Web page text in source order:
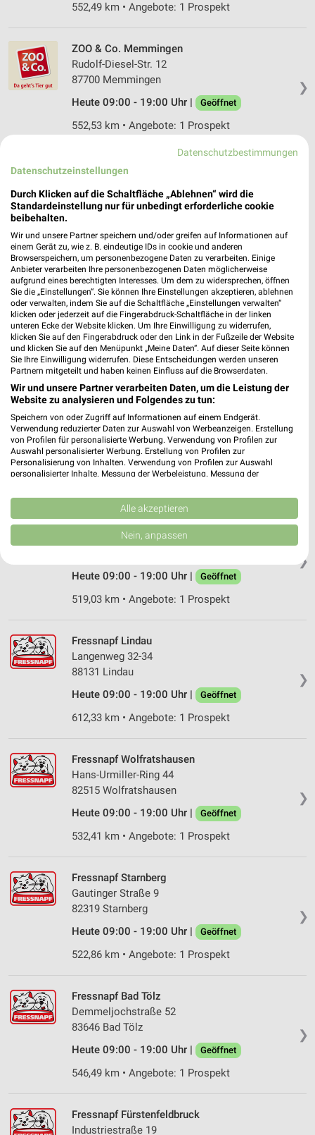
552,49 km • Angebote: 1 Prospekt
❯
ZOO & Co. Memmingen
Rudolf-Diesel-Str. 12
87700 Memmingen
Heute 09:00 - 19:00 Uhr |
Geöffnet
552,53 km • Angebote: 1 Prospekt
Fressnapf Landsberg
86899 Landsberg am Lech
526,35 km • Angebote: 1 Prospekt
Fressnapf Penzberg
Seehaupter Straße 50
82377 Penzberg
Heute 09:00 - 19:00 Uhr | Geöffnet
548,33 km • Angebote: 1 Prospekt
Fressnapf Wangen
Siemensstraße 6
88239 Wangen
Heute 09:00 - 19:00 Uhr | Geöffnet
❯
Fressnapf Schwabmünchen
Falkensteinstr. 6
Heute 09:00 - 19:00 Uhr |
Geöffnet
519,03 km • Angebote: 1 Prospekt
❯
Fressnapf Lindau
Langenweg 32-34
88131 Lindau
Heute 09:00 - 19:00 Uhr |
Geöffnet
612,33 km • Angebote: 1 Prospekt
❯
Fressnapf Wolfratshausen
Hans-Urmiller-Ring 44
82515 Wolfratshausen
Heute 09:00 - 19:00 Uhr |
Geöffnet
532,41 km • Angebote: 1 Prospekt
❯
Fressnapf Starnberg
Gautinger Straße 9
82319 Starnberg
Heute 09:00 - 19:00 Uhr |
Geöffnet
522,86 km • Angebote: 1 Prospekt
❯
Fressnapf Bad Tölz
Demmeljochstraße 52
83646 Bad Tölz
Heute 09:00 - 19:00 Uhr |
Geöffnet
546,49 km • Angebote: 1 Prospekt
Fressnapf Fürstenfeldbruck
Industriestraße 19
Datenschutzbestimmungen
Datenschutzeinstellungen
Durch Klicken auf die Schaltfläche „Ablehnen“ wird die
Standardeinstellung nur für unbedingt erforderliche cookie
beibehalten.
Wir und unsere Partner speichern und/oder greifen auf Informationen auf
einem Gerät zu, wie z. B. eindeutige IDs in cookie und anderen
Browserspeichern, um personenbezogene Daten zu verarbeiten. Einige
Anbieter verarbeiten Ihre personenbezogenen Daten möglicherweise
aufgrund eines berechtigten Interesses. Um dem zu widersprechen, öffnen
Sie die „Einstellungen“. Sie können Ihre Einstellungen akzeptieren, ablehnen
oder verwalten, indem Sie auf die Schaltfläche „Einstellungen verwalten“
klicken oder jederzeit auf die Fingerabdruck-Schaltfläche in der linken
unteren Ecke der Website klicken. Um Ihre Einwilligung zu widerrufen,
klicken Sie auf den Fingerabdruck oder den Link in der Fußzeile der Website
und klicken Sie auf den Menüpunkt „Meine Daten“. Auf dieser Seite können
Sie Ihre Einwilligung widerrufen. Diese Entscheidungen werden unseren
Partnern mitgeteilt und haben keinen Einfluss auf die Browserdaten.
Wir und unsere Partner verarbeiten Daten, um die Leistung der
Website zu analysieren und Folgendes zu tun:
Speichern von oder Zugriff auf Informationen auf einem Endgerät.
Verwendung reduzierter Daten zur Auswahl von Werbeanzeigen. Erstellung
von Profilen für personalisierte Werbung. Verwendung von Profilen zur
Auswahl personalisierter Werbung. Erstellung von Profilen zur
Personalisierung von Inhalten. Verwendung von Profilen zur Auswahl
personalisierter Inhalte. Messung der Werbeleistung. Messung der
Kombinationen von Daten aus verschiedenen Quellen. Entwicklung und
Verbesserung der Angebote. Verwendung reduzierter Daten zur Auswahl
von Inhalten.
Daten können außerhalb der Europäischen Union weitergegeben und in die
USA gesendet werden.
Website/App.
Wir nutzen Ihre Daten für folgende Zwecke:
Speichern von oder Zugriff auf Informationen
auf einem Endgerät
Werbeanzeigen
Erstellung von Profilen für personalisierte
Verwendung von Profilen zur Auswahl
personalisierter Werbung
Erstellung von Profilen zur Personalisierung
von Inhalten
Messung der Werbeleistung
Messung der Performance von Inhalten
Kombinationen von Daten aus verschiedenen
Entwicklung und Verbesserung der Angebote
Verwendung reduzierter Daten zur Auswahl von
Geräte anhand von aktiv angeforderten
Informationen identifizieren
Alle akzeptieren
Nein, anpassen